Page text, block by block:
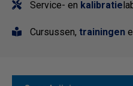
Service- en kalibratie
Cursussen, trainingen